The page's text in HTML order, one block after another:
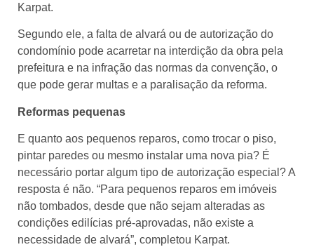
Karpat.
Segundo ele, a falta de alvará ou de autorização do
condomínio pode acarretar na interdição da obra pela
prefeitura e na infração das normas da convenção, o
que pode gerar multas e a paralisação da reforma.
Reformas pequenas
E quanto aos pequenos reparos, como trocar o piso,
pintar paredes ou mesmo instalar uma nova pia? É
necessário portar algum tipo de autorização especial? A
resposta é não. “Para pequenos reparos em imóveis
não tombados, desde que não sejam alteradas as
condições edilícias pré-aprovadas, não existe a
necessidade de alvará”, completou Karpat.